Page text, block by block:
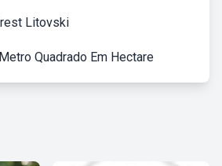
Litovski
Quadrado Em Hectare